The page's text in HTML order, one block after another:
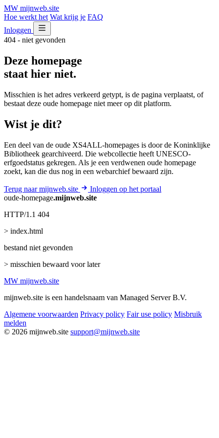
MW mijnweb.site
Hoe werkt het Wat krijg je FAQ
Inloggen
404 - niet gevonden
Deze homepage
staat hier niet.
Misschien is het adres verkeerd getypt, is de pagina verplaatst, of
bestaat deze oude homepage niet meer op dit platform.
Wist je dit?
Een deel van de oude XS4ALL-homepages is door de Koninklijke
Bibliotheek gearchiveerd. Die webcollectie heeft UNESCO-
erfgoedstatus gekregen. Als je een verdwenen oude homepage
zoekt, kan die dus nog in een webarchief bewaard zijn.
Terug naar mijnweb.site
Inloggen op het portaal
oude-homepage.mijnweb.site
HTTP/1.1 404
> index.html
bestand niet gevonden
> misschien bewaard voor later
MW mijnweb.site
mijnweb.site is een handelsnaam van Managed Server B.V.
Algemene voorwaarden Privacy policy Fair use policy Misbruik
melden
© 2026 mijnweb.site support@mijnweb.site